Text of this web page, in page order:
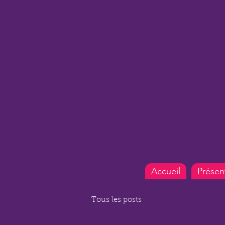
Accueil
Tous les posts